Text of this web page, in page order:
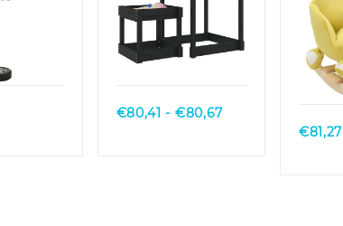
Quick View
€80,41 - €80,67Prijsklasse:
€81,27